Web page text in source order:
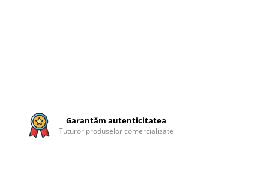
Garantăm autenticitatea
Tuturor produselor comercializate